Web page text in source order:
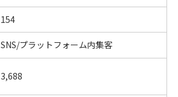
154
SNS/プラットフォーム内集客
3,688